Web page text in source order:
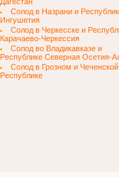
Солод в Назрани и
Ингушетия
Солод в Черкесске и
Карачаево-Черкессия
Солод во Владикавказе и
Республике Северная Осетия-
Солод в Грозном и Чеченской
Республике